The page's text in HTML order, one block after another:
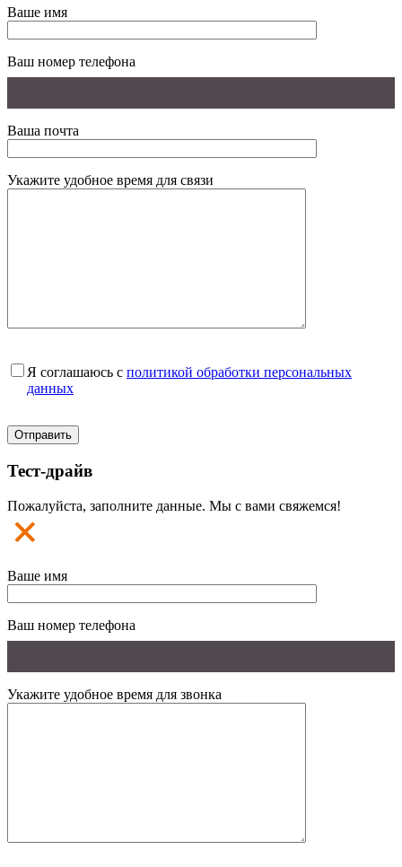
Ваше имя
Ваш номер телефона
Ваша почта
Укажите удобное время для связи
Я соглашаюсь с политикой обработки персональных
данных
Тест-драйв
Пожалуйста, заполните данные. Мы с вами свяжемся!
Ваше имя
Ваш номер телефона
Укажите удобное время для звонка